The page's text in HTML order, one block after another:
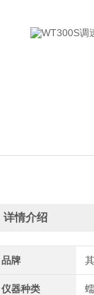
详情介绍
品牌
仪器种类